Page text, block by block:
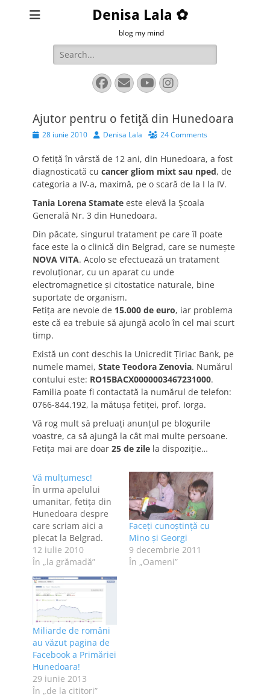
Denisa Lala ✿
blog my mind
Search
for:
Facebook
EmailYouTube
Instagram
Ajutor pentru o fetiţă din Hunedoara
Posted28 iunie 2010 AuthorDenisa Lala 24 Comments
O fetiţă în vârstă de 12 ani, din Hunedoara, a fost
diagnosticată cu cancer gliom mixt sau nped, de
categoria a IV-a, maximă, pe o scară de la I la IV.
Tania Lorena Stamate este elevă la Şcoala
Generală Nr. 3 din Hunedoara.
Din păcate, singurul tratament pe care îl poate
face este la o clinică din Belgrad, care se numeşte
NOVA VITA. Acolo se efectuează un tratament
revoluţionar, cu un aparat cu unde
electromagnetice şi citostatice naturale, bine
suportate de organism.
Fetiţa are nevoie de 15.000 de euro, iar problema
este că ea trebuie să ajungă acolo în cel mai scurt
timp.
Există un cont deschis la Unicredit Ţiriac Bank, pe
numele mamei, State Teodora Zenovia. Numărul
contului este: RO15BACX0000003467231000.
Familia poate fi contactată la numărul de telefon:
0766-844.192, la mătuşa fetiţei, prof. Iorga.
Vă rog mult să preluaţi anunţul pe blogurile
voastre, ca să ajungă la cât mai multe persoane.
Fetiţa mai are doar 25 de zile la dispoziţie…
Vă mulţumesc!
În urma apelului
umanitar, fetiţa din
Hunedoara despre
care scriam aici a
plecat la Belgrad.
Tocmai am fost
informată că s-au
strâns banii
necesari şi va primi
tratamentul de care
are nevoie. Vă
mulţumesc din
suflet pentru ajutor,
fie că aţi donat, fie
că aţi preluat
mesajul; important
este că…
12 iulie 2010
În „la grămadă”
Faceţi cunoştinţă cu
Mino şi Georgi
9 decembrie 2011
În „Oameni”
Miliarde de români
au văzut pagina de
Facebook a Primăriei
Hunedoara!
29 iunie 2013
În „de la cititori”